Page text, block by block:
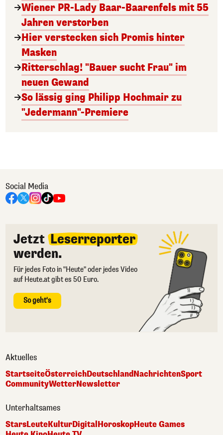
Wiener PR-Lady Baar-Baarenfels mit 55
Jahren verstorben
Hier verstecken sich Promis hinter
Masken
Ritterschlag! "Bauer sucht Frau" im
neuen Gewand
So lässig ging Philipp Hochmair zu
"Jedermann"-Premiere
Social Media
Jetzt Leserreporter
werden.
Für jedes Foto in "Heute" oder jedes Video
auf Heute.at gibt es 50 Euro.
So geht's
Aktuelles
StartseiteÖsterreichDeutschlandNachrichtenSport
CommunityWetterNewsletter
Unterhaltsames
StarsLeuteKulturDigital HoroskopHeute Games